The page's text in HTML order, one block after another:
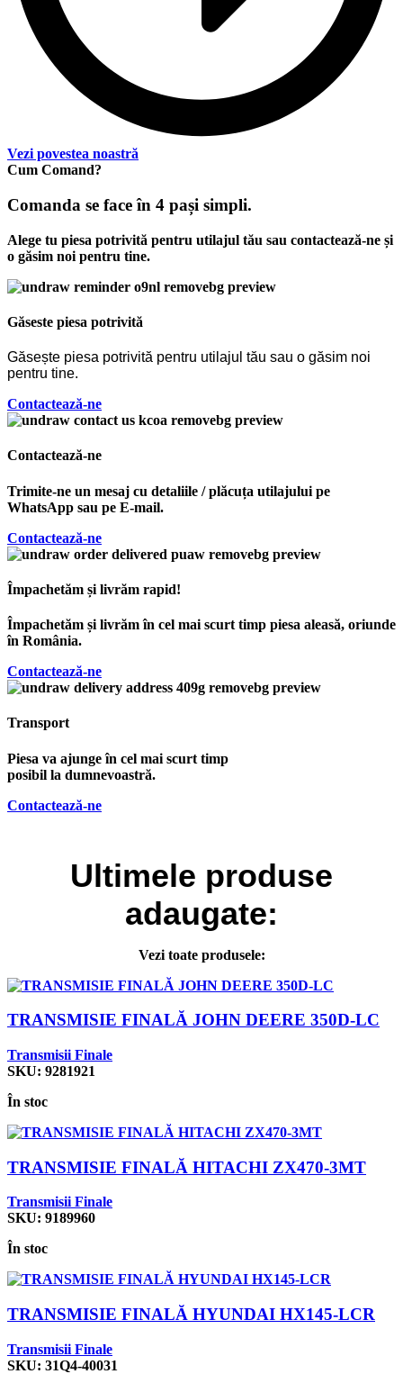
Vezi povestea noastră
Cum Comand?
Comanda se face în 4 pași simpli.
Alege tu piesa potrivită pentru utilajul tău sau contactează-ne și
o găsim noi pentru tine.
Găseste piesa potrivită
Găsește piesa potrivită pentru utilajul tău sau o găsim noi
pentru tine.
Contactează-ne
Contactează-ne
Trimite-ne un mesaj cu detaliile / plăcuța utilajului pe
WhatsApp sau pe E-mail.
Contactează-ne
Împachetăm și livrăm rapid!
Împachetăm și livrăm în cel mai scurt timp piesa aleasă, oriunde
în România.
Contactează-ne
Transport
Piesa va ajunge în cel mai scurt timp
posibil la dumnevoastră.
Contactează-ne
Ultimele produse
adaugate:
Vezi toate produsele:
TRANSMISIE FINALĂ JOHN DEERE 350D-LC
Transmisii Finale
SKU: 9281921
În stoc
TRANSMISIE FINALĂ HITACHI ZX470-3MT
Transmisii Finale
SKU: 9189960
În stoc
TRANSMISIE FINALĂ HYUNDAI HX145-LCR
Transmisii Finale
SKU: 31Q4-40031